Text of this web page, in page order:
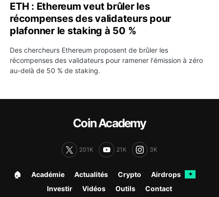
ETH : Ethereum veut brûler les
récompenses des validateurs pour
plafonner le staking à 50 %
Des chercheurs Ethereum proposent de brûler les
récompenses des validateurs pour ramener l'émission à zéro
au-delà de 50 % de staking.
Coin Academy
201K 21K 3K
🏠︎ Académie Actualités Crypto Airdrops ✦
Investir Vidéos Outils Contact